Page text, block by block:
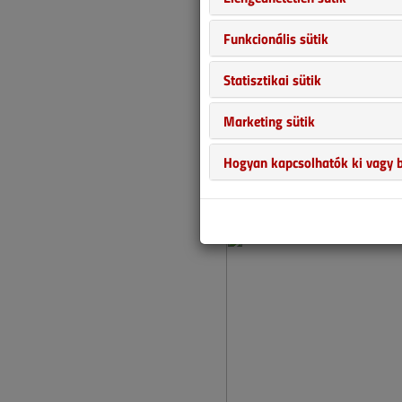
Funkcionális sütik
Statisztikai sütik
Marketing sütik
Hogyan kapcsolhatók ki vagy